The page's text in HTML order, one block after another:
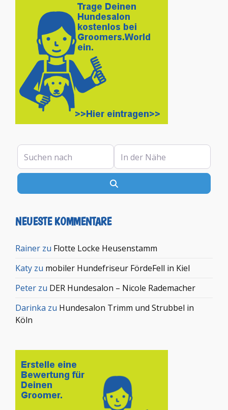
Suchen nach In der Nähe
NEUESTE KOMMENTARE
Rainer zu Flotte Locke Heusenstamm
Katy zu mobiler Hundefriseur FördeFell in Kiel
Peter zu DER Hundesalon – Nicole Rademacher
Darinka zu Hundesalon Trimm und Strubbel in
Köln